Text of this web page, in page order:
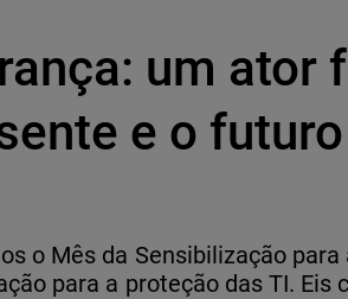
um ator
e o
o Mês da Sensibilização
para a proteção das TI. Eis